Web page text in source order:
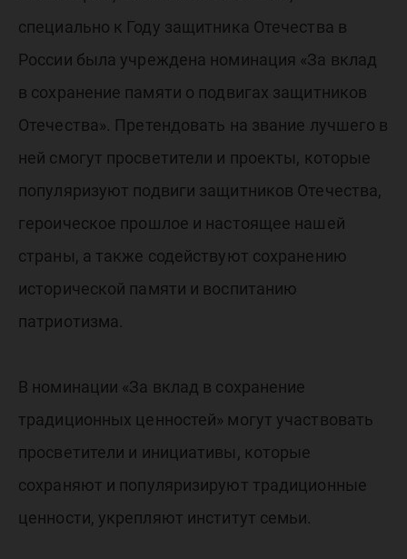
специально к Году защитника Отечества в
России была учреждена номинация «За вклад
в сохранение памяти о подвигах защитников
Отечества». Претендовать на звание лучшего в
ней смогут просветители и проекты, которые
популяризуют подвиги защитников Отечества,
героическое прошлое и настоящее нашей
страны, а также содействуют сохранению
исторической памяти и воспитанию
патриотизма.
В номинации «За вклад в сохранение
традиционных ценностей» могут участвовать
просветители и инициативы, которые
сохраняют и популяризируют традиционные
ценности, укрепляют институт семьи.